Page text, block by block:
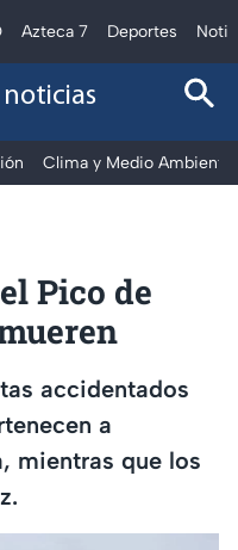
Azteca 7 Deportes
noticias
Clima y Medio Ambiente
Pico de
accidentados
a
mientras que los